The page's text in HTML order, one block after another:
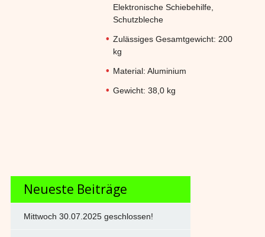
Elektronische Schiebehilfe,
Schutzbleche
Zulässiges Gesamtgewicht: 200
kg
Material: Aluminium
Gewicht: 38,0 kg
Neueste Beiträge
Mittwoch 30.07.2025 geschlossen!